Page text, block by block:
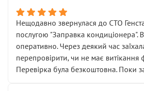
Нещодавно звернулася до СТО
послугою "Заправка кондиціонера".
оперативно. Через деякий час
перепровірити, чи не має витікання
Перевірка була безкоштовна. Поки